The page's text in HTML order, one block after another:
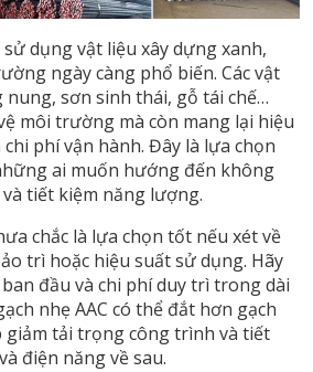
dụng vật liệu xây dựng xanh,
ngày càng phổ biến. Các vật
sơn sinh thái, gỗ tái chế…
môi trường mà còn mang lại hiệu
phí vận hành. Đây là lựa chọn
ai muốn hướng đến không
tiết kiệm năng lượng.
chắc là lựa chọn tốt nếu xét về
trì hoặc hiệu suất sử dụng. Hãy
đầu và chi phí duy trì trong dài
nhẹ AAC có thể đắt hơn gạch
tải trọng công trình và tiết
điện năng về sau.